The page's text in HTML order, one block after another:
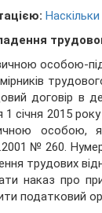
особою-
договір в
1 січня 2015
особою,
№ 260.
трудових
наказ про
податковий